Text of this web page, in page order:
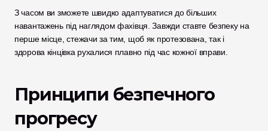
З часом ви зможете швидко адаптуватися до більших
навантажень під наглядом фахівця. Завжди ставте безпеку на
перше місце, стежачи за тим, щоб як протезована, так і
здорова кінцівка рухалися плавно під час кожної вправи.
Принципи безпечного
прогресу